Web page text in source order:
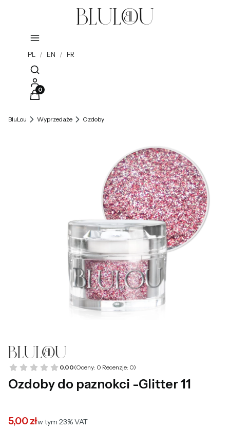
PL / EN / FR
Otwórz wyszukiwarkę
Produkty w koszyku: 0. Zobacz szczegóły
BluLou Wyprzedaże Ozdoby
0.00(Oceny: 0 Recenzje: 0)
Ozdoby do paznokci -Glitter 11
5,00 złw tym 23% VAT
w tym 23%VAT